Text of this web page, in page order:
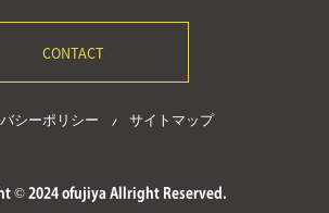
CONTACT
シーポリシー サイトマップ
© 2024 ofujiya Allright Reserved.